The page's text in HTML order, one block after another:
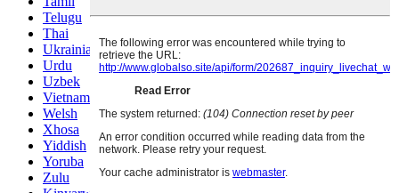
Telugu
Thai
Ukrainian
Urdu
Uzbek
Vietnamese
Welsh
Xhosa
Yiddish
Yoruba
Zulu